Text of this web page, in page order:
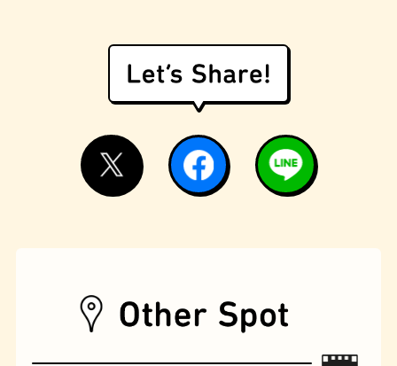
オムライス